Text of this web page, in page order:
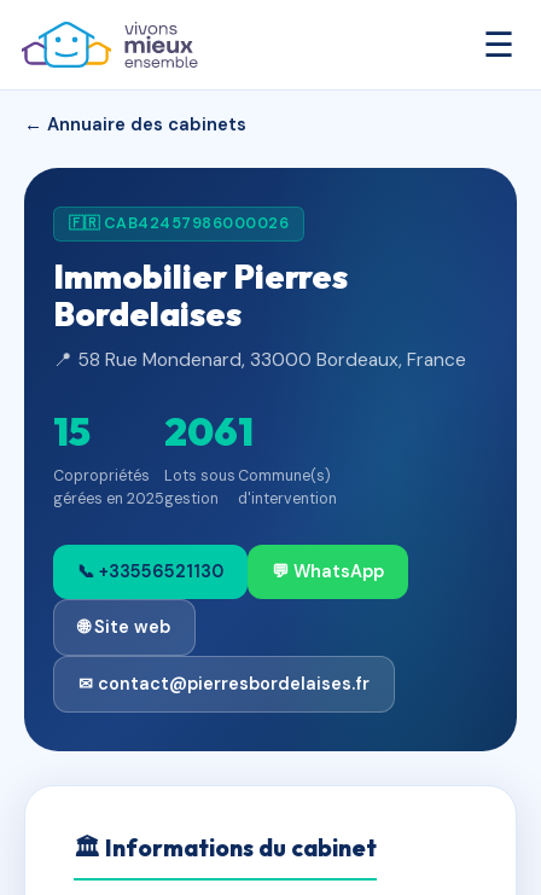
☰
← Annuaire des cabinets
🇫🇷 CAB42457986000026
Immobilier Pierres
Bordelaises
📍 58 Rue Mondenard, 33000 Bordeaux, France
15
Copropriétés
gérées en 2025
206
Lots sous
gestion
1
Commune(s)
d'intervention
📞 +33556521130 💬 WhatsApp
🌐 Site web
✉ contact@pierresbordelaises.fr
🏛 Informations du cabinet